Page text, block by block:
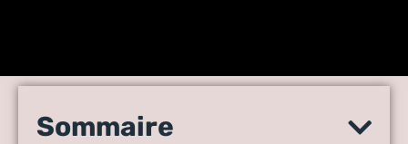
L’importance d’utiliser un
Sommaire